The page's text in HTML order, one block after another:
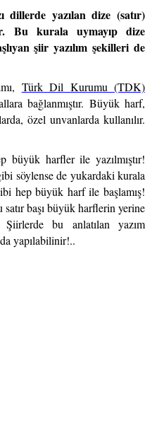
yazılan dize (satır)
Bu kurala uymayıp dize
şiir yazılım şekilleri de
Türk Dil Kurumu (TDK)
bağlanmıştır. Büyük harf,
özel unvanlarda kullanılır.
büyük harfler ile yazılmıştır!
söylense de yukardaki kurala
hep büyük harf ile başlamış!
başı büyük harflerin yerine
bu anlatılan yazım
yapılabilinir!..